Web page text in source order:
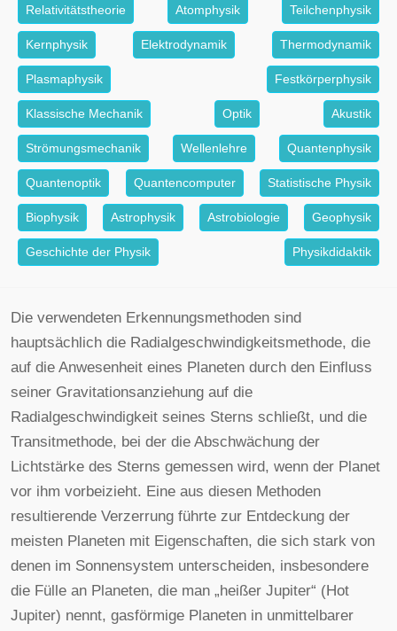
Relativitätstheorie Atomphysik Teilchenphysik
Kernphysik Elektrodynamik Thermodynamik
Plasmaphysik Festkörperphysik
Klassische Mechanik Optik Akustik
Strömungsmechanik Wellenlehre Quantenphysik
Quantenoptik Quantencomputer Statistische Physik
Biophysik Astrophysik Astrobiologie Geophysik
Geschichte der Physik Physikdidaktik
Die verwendeten Erkennungsmethoden sind
hauptsächlich die Radialgeschwindigkeitsmethode, die
auf die Anwesenheit eines Planeten durch den Einfluss
seiner Gravitationsanziehung auf die
Radialgeschwindigkeit seines Sterns schließt, und die
Transitmethode, bei der die Abschwächung der
Lichtstärke des Sterns gemessen wird, wenn der Planet
vor ihm vorbeizieht. Eine aus diesen Methoden
resultierende Verzerrung führte zur Entdeckung der
meisten Planeten mit Eigenschaften, die sich stark von
denen im Sonnensystem unterscheiden, insbesondere
die Fülle an Planeten, die man „heißer Jupiter“ (Hot
Jupiter) nennt, gasförmige Planeten in unmittelbarer